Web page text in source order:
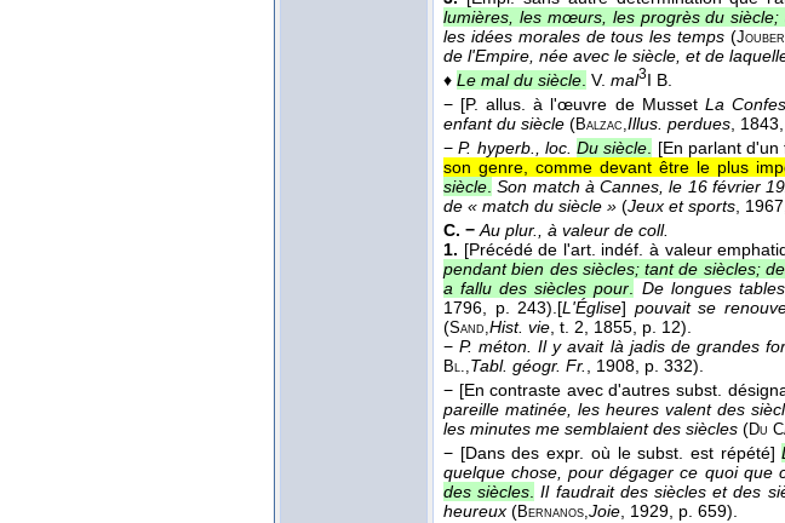
lumières, les mœurs, les progrès du
les idées morales de tous les temps (
de l'Empire, née avec le siècle, et de
♦ Le mal du siècle V. mal3I B.
− [P. allus. à l'œuvre de Musset La
enfant du siècle (Balzac, Illus. perdues , 1843
−P. hyperb., loc. Du siècle [En parlant
son genre, comme devant être le plus
siècle Son match à Cannes, le 16 février
de « match du siècle » (Jeux et sports , 1967
C. − Au plur., à valeur de coll.
1. [Précédé de l'art. indéf. à valeur
pendant bien des siècles; tant de siècles;
a fallu des siècles pour
De longues
1796 , p. 243). [L'Église] pouvait se
(Sand, Hist. vie , t. 2 , 1855 , p. 12).
−P. méton. Il y avait là jadis de grandes
Bl., Tabl. géogr. Fr. , 1908 , p. 332).
− [En contraste avec d'autres subst.
pareille matinée, les heures valent des
les minutes me semblaient des siècles (Du
− [Dans des expr. où le subst. est répété]
quelque chose, pour dégager ce quoi que
des siècles Il faudrait des siècles et des
heureux (Bernanos, Joie , 1929 , p. 659).